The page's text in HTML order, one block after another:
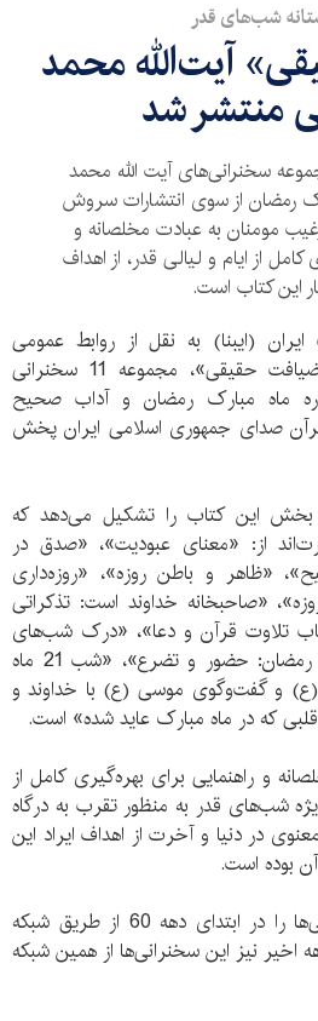
شب‌های قدر
آیت‌الله محمد
منتشر شد
سخنرانی‌های آیت الله محمد
رمضان از سوی انتشارات سروش
مومنان به عبادت مخلصانه و
کامل از ایام و لیالی قدر، از اهداف
این کتاب است.
(ایبنا) به نقل از روابط عمومی
انتشارات سروش، کتاب «ضیافت حقیقی»، مجموعه 11 سخنرانی
ماه مبارک رمضان و آداب صحیح
صدای جمهوری اسلامی ایران پخش
های شجاعی، 11 بخش این کتاب را تشکیل می‌دهد که
از: «معنای عبودیت»، «صدق در
«ظاهر و باطن روزه»، «روزه‌داری
«صاحبخانه خداوند است: تذکراتی
تلاوت قرآن و دعا»، «درک شب‌های
قدر»، «شب 19 ماه مبارک رمضان: حضور و تضرع»، «شب 21 ماه
و گفت‌وگوی موسی (ع) با خداوند و
که در ماه مبارک عاید شده» است.
و راهنمایی برای بهره‌گیری کامل از
شب‌های قدر به منظور تقرب به درگاه
در دنیا و آخرت از اهداف ایراد این
بوده است.
آیت‌الله شجاعی این سخنرانی‌ها را در ابتدای دهه 60 از طریق شبکه
اخیر نیز این سخنرانی‌ها از همین شبکه